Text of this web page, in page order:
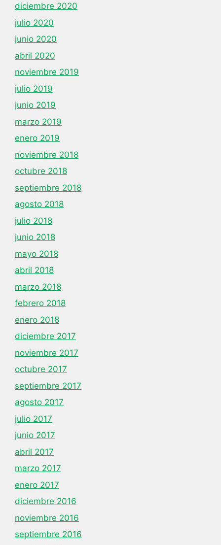
diciembre 2020
julio 2020
junio 2020
abril 2020
noviembre 2019
julio 2019
junio 2019
marzo 2019
enero 2019
noviembre 2018
octubre 2018
septiembre 2018
agosto 2018
julio 2018
junio 2018
mayo 2018
abril 2018
marzo 2018
febrero 2018
enero 2018
diciembre 2017
noviembre 2017
octubre 2017
septiembre 2017
agosto 2017
julio 2017
junio 2017
abril 2017
marzo 2017
enero 2017
diciembre 2016
noviembre 2016
septiembre 2016